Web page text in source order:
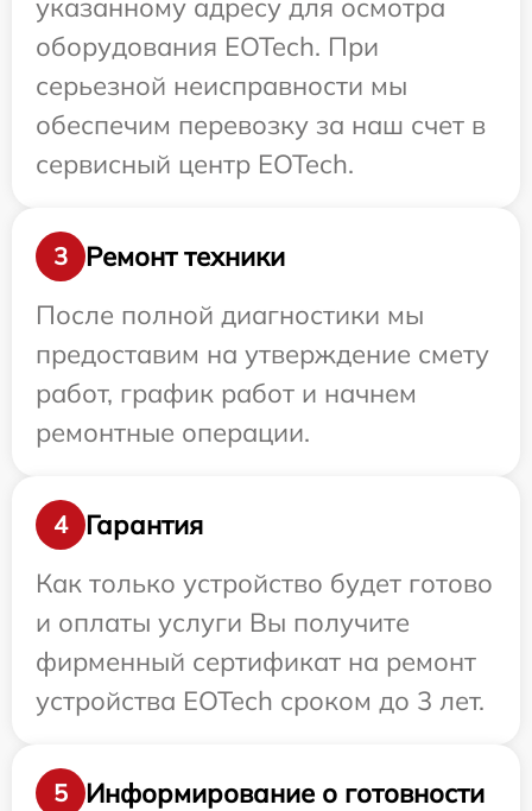
указанному адресу для осмотра
оборудования EOTech. При
серьезной неисправности мы
обеспечим перевозку за наш счет в
сервисный центр EOTech.
3
Ремонт техники
После полной диагностики мы
предоставим на утверждение смету
работ, график работ и начнем
ремонтные операции.
4
Гарантия
Как только устройство будет готово
и оплаты услуги Вы получите
фирменный сертификат на ремонт
устройства EOTech сроком до 3 лет.
5
Информирование о готовности